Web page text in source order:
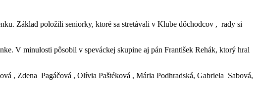
Základ položili seniorky, ktoré sa stretávali v Klube dôchodcov , rady si
V minulosti pôsobil v speváckej skupine aj pán František Rehák, ktorý hral
, Zdena Pagáčová , Olívia Paštéková , Mária Podhradská, Gabriela Sabová,